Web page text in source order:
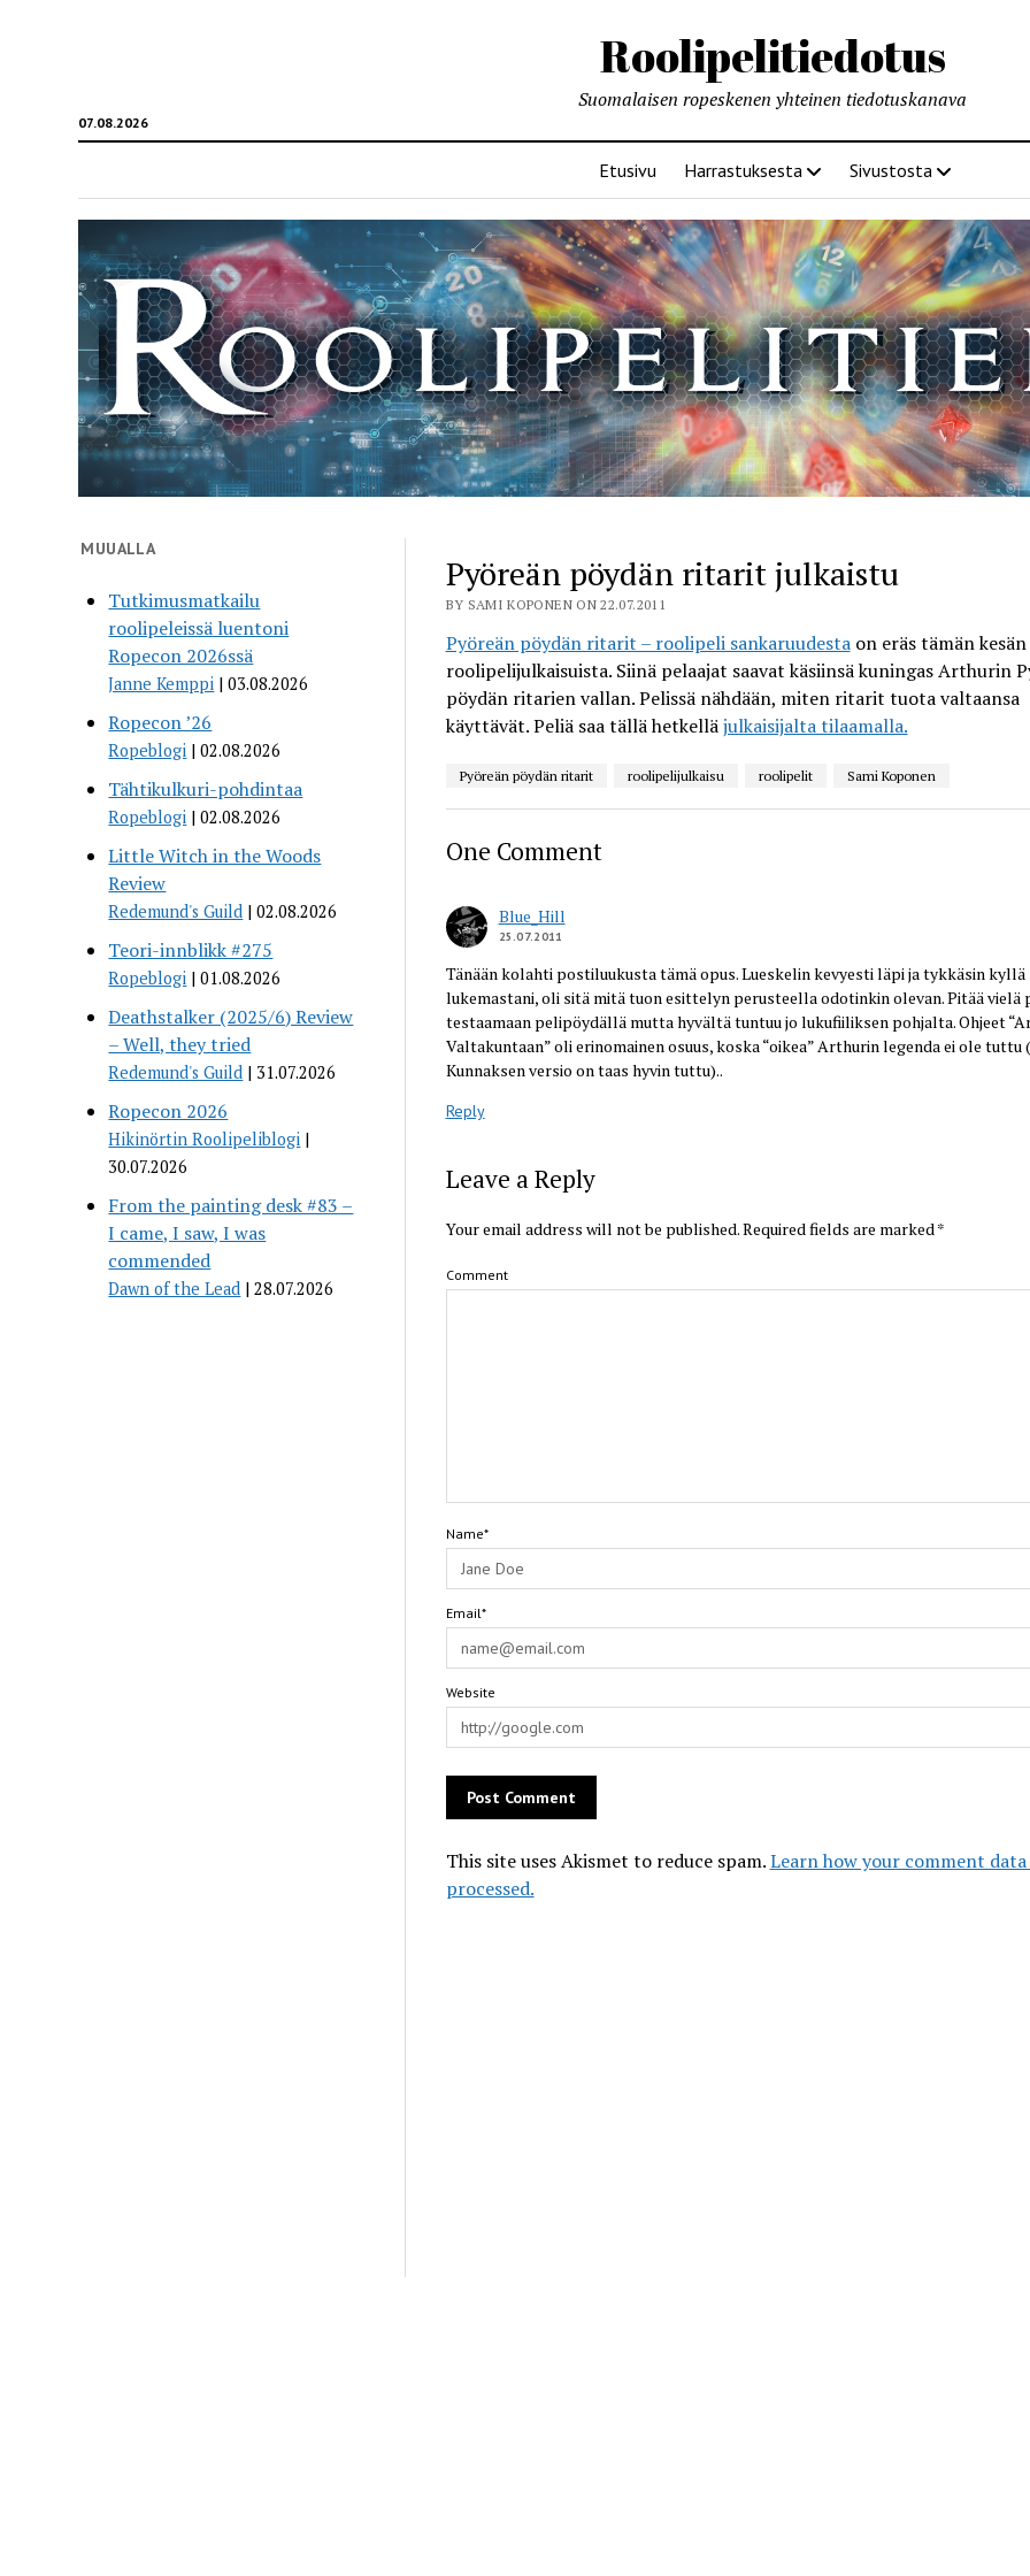
Roolipelitiedotus
07.08.2026
Suomalaisen ropeskenen yhteinen tiedotuskanava
Etusivu Harrastuksesta Sivustosta
MUUALLA
Tutkimusmatkailu
roolipeleissä luentoni
Ropecon 2026ssä
Janne Kemppi 03.08.2026
Ropecon ’26
Ropeblogi 02.08.2026
Tähtikulkuri-pohdintaa
Ropeblogi 02.08.2026
Little Witch in the Woods
Review
Redemund's Guild 02.08.2026
Teori-innblikk #275
Ropeblogi 01.08.2026
Deathstalker (2025/6) Review
– Well, they tried
Redemund's Guild 31.07.2026
Ropecon 2026
Hikinörtin Roolipeliblogi
30.07.2026
From the painting desk #83 –
I came, I saw, I was
commended
Dawn of the Lead 28.07.2026
Pyöreän pöydän ritarit julkaistu
BY SAMI KOPONEN ON 22.07.2011
Pyöreän pöydän ritarit – roolipeli sankaruudestaon eräs tämän kesän
roolipelijulkaisuista. Siinä pelaajat saavat käsiinsä kuningas Arthurin
pöydän ritarien vallan. Pelissä nähdään, miten ritarit tuota valtaansa
käyttävät. Peliä saa tällä hetkelläjulkaisijalta tilaamalla.
Pyöreän pöydän ritarit roolipelijulkaisu roolipelit Sami Koponen
One Comment
Blue_Hill
25.07.2011
Tänään kolahti postiluukusta tämä opus. Lueskelin kevyesti läpi ja tykkäsin kyllä
lukemastani, oli sitä mitä tuon esittelyn perusteella odotinkin olevan. Pitää vielä
testaamaan pelipöydällä mutta hyvältä tuntuu jo lukufiiliksen pohjalta. Ohjeet
Valtakuntaan” oli erinomainen osuus, koska “oikea” Arthurin legenda ei ole tuttu
Kunnaksen versio on taas hyvin tuttu)..
Reply
Leave a Reply
Your email address will not be published.Required fields are marked *
Comment
Name*
Email*
Website
This site uses Akismet to reduce spam.Learn how your comment data
processed.